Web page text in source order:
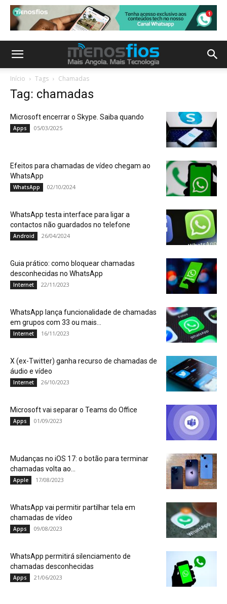
Início Tags Chamadas
Tag: chamadas
Microsoft encerrar o Skype. Saiba quando
Apps 05/03/2025
Efeitos para chamadas de vídeo chegam ao
WhatsApp
WhatsApp 02/10/2024
WhatsApp testa interface para ligar a
contactos não guardados no telefone
Android 26/04/2024
Guia prático: como bloquear chamadas
desconhecidas no WhatsApp
Internet 22/11/2023
WhatsApp lança funcionalidade de chamadas
em grupos com 33 ou mais...
Internet 16/11/2023
X (ex-Twitter) ganha recurso de chamadas de
áudio e vídeo
Internet 26/10/2023
Microsoft vai separar o Teams do Office
Apps 01/09/2023
Mudanças no iOS 17: o botão para terminar
chamadas volta ao...
Apple 17/08/2023
WhatsApp vai permitir partilhar tela em
chamadas de vídeo
Apps 09/08/2023
WhatsApp permitirá silenciamento de
chamadas desconhecidas
Apps 21/06/2023